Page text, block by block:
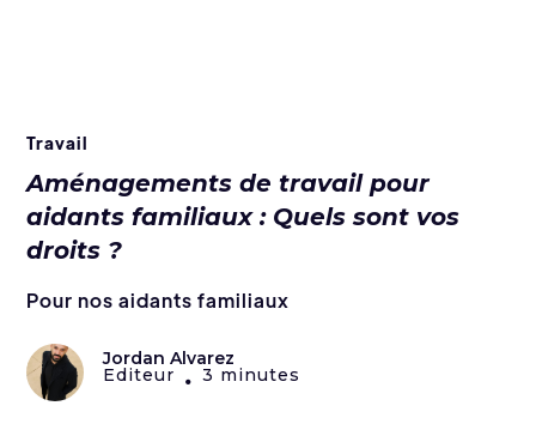
Travail
Aménagements de travail pour
aidants familiaux : Quels sont vos
droits ?
Pour nos aidants familiaux
Jordan Alvarez
Editeur • 3 minutes